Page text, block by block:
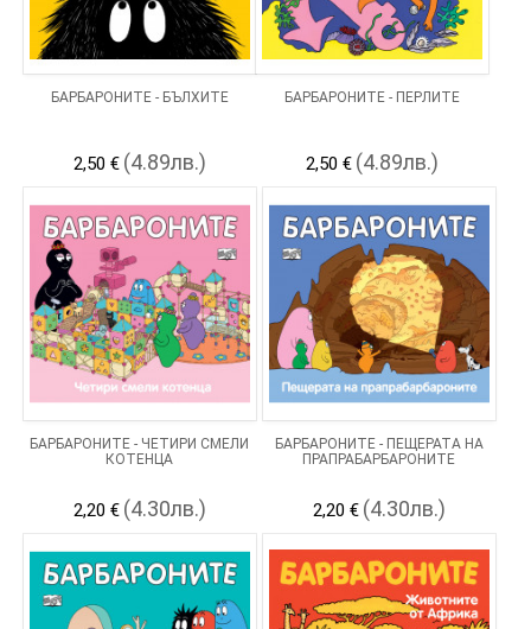
БАРБАРОНИТЕ - БЪЛХИТЕ
2,50 € (4.89лв.)
БАРБАРОНИТЕ - ПЕРЛИТЕ
2,50 € (4.89лв.)
БАРБАРОНИТЕ - ЧЕТИРИ СМЕЛИ
КОТЕНЦА
2,20 € (4.30лв.)
БАРБАРОНИТЕ - ПЕЩЕРАТА НА
ПРАПРАБАРБАРОНИТЕ
2,20 € (4.30лв.)